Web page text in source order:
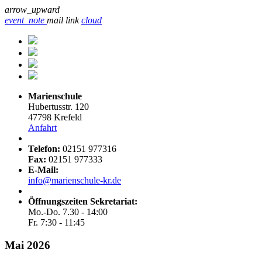
arrow_upward
event_note mail link cloud
Marienschule
Hubertusstr. 120
47798 Krefeld
Anfahrt
Telefon: 02151 977316
Fax: 02151 977333
E-Mail:
info@marienschule-kr.de
Öffnungszeiten Sekretariat:
Mo.-Do. 7.30 - 14:00
Fr. 7:30 - 11:45
Mai 2026